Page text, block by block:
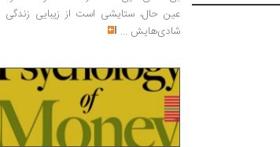
عین حال، ستایشی است از زیبایی زندگی
شادی‌هایش ...